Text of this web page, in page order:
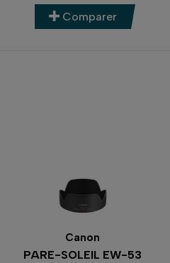
Comparer
Canon
PARE-SOLEIL EW-53